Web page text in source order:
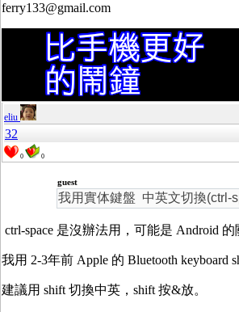
ferry133@gmail.com
eliu
32
0 0
guest
我用實体鍵盤 中英文切換(ctrl-
ctrl-space 是沒辦法用，可能是 Android
我用 2-3年前 Apple 的 Bluetooth keyboard
建議用 shift 切換中英，shift 按&放。